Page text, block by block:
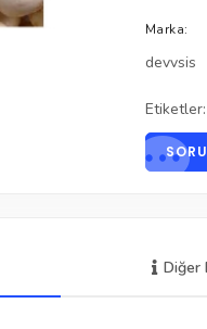
Marka:
devvsis
Etiketler:
Diğer